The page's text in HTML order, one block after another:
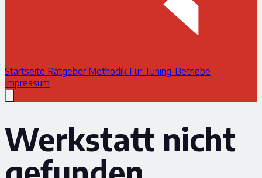
Startseite Ratgeber Methodik Für Tuning-Betriebe
Impressum
Werkstatt nicht